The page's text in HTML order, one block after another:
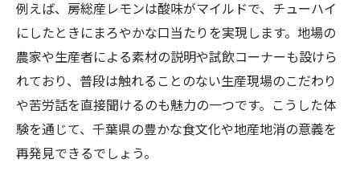
例えば、房総産レモンは酸味がマイルドで、チューハイ
にしたときにまろやかな口当たりを実現します。地場の
農家や生産者による素材の説明や試飲コーナーも設けら
れており、普段は触れることのない生産現場のこだわり
や苦労話を直接聞けるのも魅力の一つです。こうした体
験を通じて、千葉県の豊かな食文化や地産地消の意義を
再発見できるでしょう。